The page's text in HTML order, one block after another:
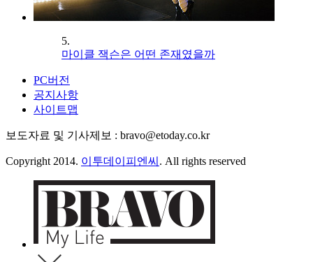
5.
마이클 잭슨은 어떤 존재였을까
PC버전
공지사항
사이트맵
보도자료 및 기사제보 : bravo@etoday.co.kr
Copyright 2014. 이투데이피엔씨 . All rights reserved